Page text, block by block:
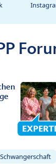
Schwangerschaft